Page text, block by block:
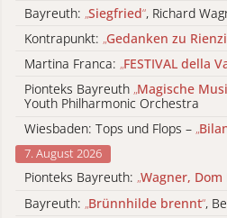
Bayreuth: „Siegfried“, Richard
Kontrapunkt: „Gedanken zu Rienzi
Martina Franca: „FESTIVAL della
Pionteks Bayreuth „Magische
Youth Philharmonic Orchestra
Wiesbaden: Tops und Flops – „
7. August 2026
Pionteks Bayreuth: „Wagner,
Bayreuth: „Brünnhilde brennt“,